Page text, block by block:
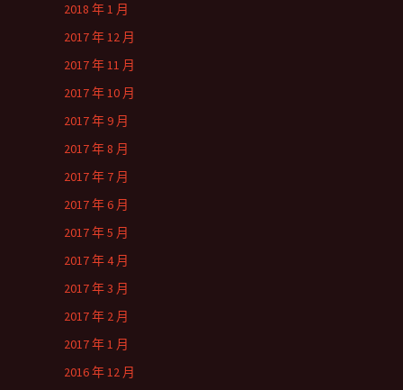
2018 年 1 月
2017 年 12 月
2017 年 11 月
2017 年 10 月
2017 年 9 月
2017 年 8 月
2017 年 7 月
2017 年 6 月
2017 年 5 月
2017 年 4 月
2017 年 3 月
2017 年 2 月
2017 年 1 月
2016 年 12 月